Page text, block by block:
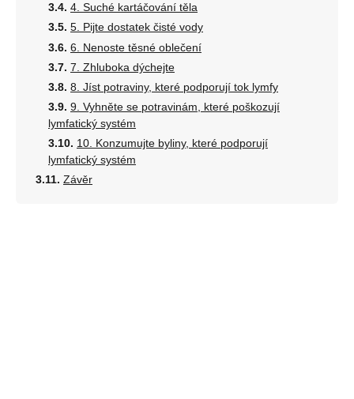
4. Suché kartáčování těla
5. Pijte dostatek čisté vody
6. Nenoste těsné oblečení
7. Zhluboka dýchejte
8. Jíst potraviny, které podporují tok lymfy
9. Vyhněte se potravinám, které poškozují
lymfatický systém
10. Konzumujte byliny, které podporují
lymfatický systém
Závěr